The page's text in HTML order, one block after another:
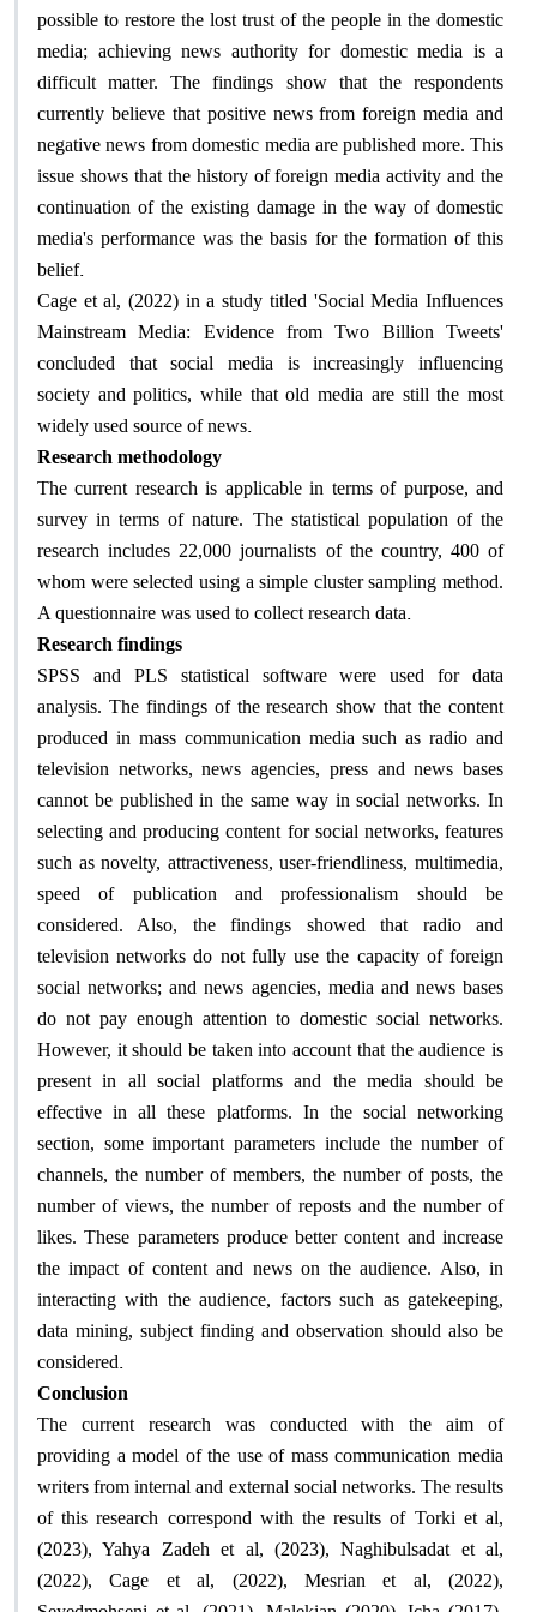
possible to restore the lost trust of the people in the domestic
media; achieving news authority for domestic media is a
difficult matter. The findings show that the respondents
currently believe that positive news from foreign media and
negative news from domestic media are published more. This
issue shows that the history of foreign media activity and the
continuation of the existing damage in the way of domestic
media's performance was the basis for the formation of this
belief.
Cage et al, (2022) in a study titled 'Social Media Influences
Mainstream Media: Evidence from Two Billion Tweets'
concluded that social media is increasingly influencing
society and politics, while that old media are still the most
widely used source of news.
Research methodology
The current research is applicable in terms of purpose, and
survey in terms of nature. The statistical population of the
research includes 22,000 journalists of the country, 400 of
whom were selected using a simple cluster sampling method.
A questionnaire was used to collect research data.
Research findings
SPSS and PLS statistical software were used for data
analysis. The findings of the research show that the content
produced in mass communication media such as radio and
television networks, news agencies, press and news bases
cannot be published in the same way in social networks. In
selecting and producing content for social networks, features
such as novelty, attractiveness, user-friendliness, multimedia,
speed of publication and professionalism should be
considered. Also, the findings showed that radio and
television networks do not fully use the capacity of foreign
social networks; and news agencies, media and news bases
do not pay enough attention to domestic social networks.
However, it should be taken into account that the audience is
present in all social platforms and the media should be
effective in all these platforms. In the social networking
section, some important parameters include the number of
channels, the number of members, the number of posts, the
number of views, the number of reposts and the number of
likes. These parameters produce better content and increase
the impact of content and news on the audience. Also, in
interacting with the audience, factors such as gatekeeping,
data mining, subject finding and observation should also be
considered.
Conclusion
The current research was conducted with the aim of
providing a model of the use of mass communication media
writers from internal and external social networks. The results
of this research correspond with the results of Torki et al,
(2023), Yahya Zadeh et al, (2023), Naghibulsadat et al,
(2022), Cage et al, (2022), Mesrian et al, (2022),